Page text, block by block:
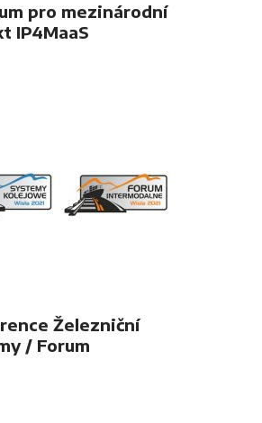
pro mezinárodní
IP4MaaS
Železniční
/ Forum